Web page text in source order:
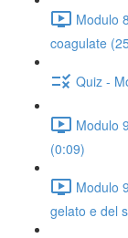
Modulo
coagulate
Quiz -
Modulo
(0:09)
Modulo
gelato e del